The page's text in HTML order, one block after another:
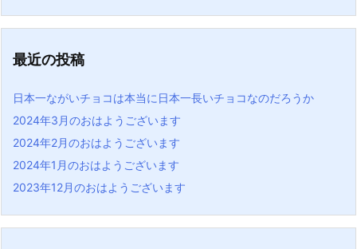
最近の投稿
日本一ながいチョコは本当に日本一長いチョコなのだろうか
2024年3月のおはようございます
2024年2月のおはようございます
2024年1月のおはようございます
2023年12月のおはようございます